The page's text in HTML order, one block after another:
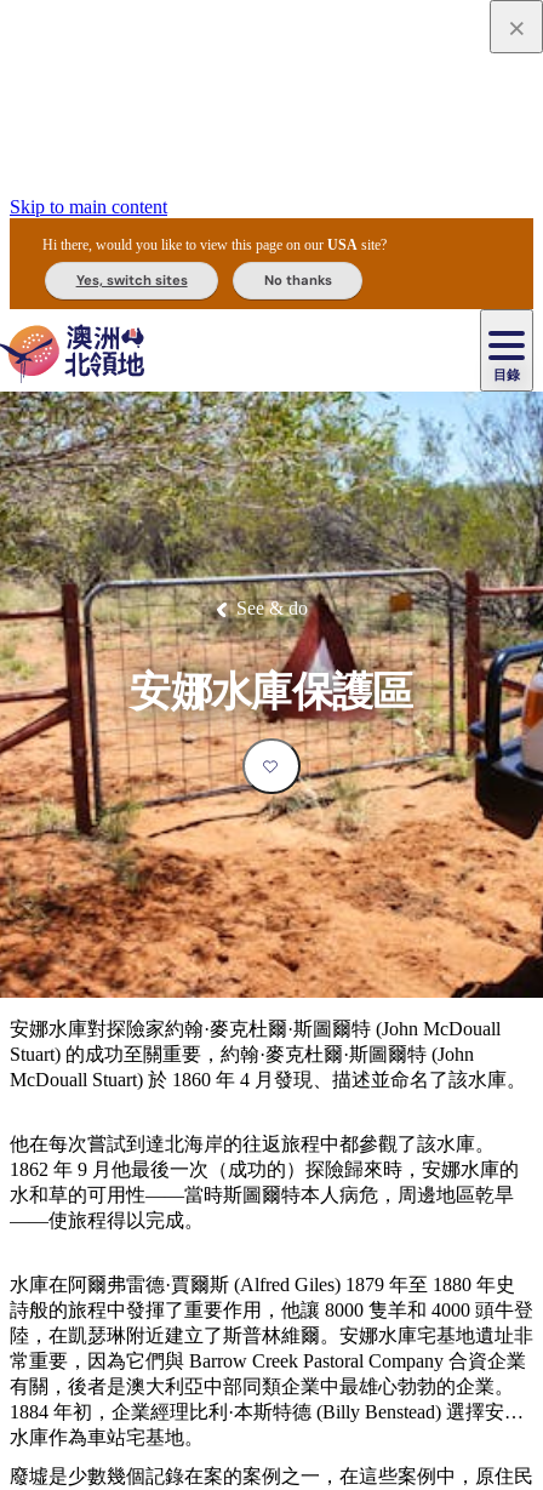
Skip to main content
Hi there, would you like to view this page on ourUSA site?
Yes, switch sites No thanks
目錄
主
目
錄
必
訪
景
點
最
受
歡
迎
目
的
地
內
陸
和
戶
外
按
地
區
探
索
達
爾
文
愛
麗
斯
泉
烏
魯
魯
卡
卡
杜
國
家
公
園
李
治
菲
特
國
家
公
園
瓦
塔
卡
國
家
公
園
提
維
群
島
東
阿
納
姆
地
馬
塔
蘭
卡
溫
泉
池
尼
特
米
魯
克
國
家
公
園
卡
魯
卡
魯
/
魔
鬼
大
理
石
保
護
區
馬
古
克
瀑
布
茨
奧
里
查
/
西
麥
克
唐
納
國
家
公
園
必
玩
活
動
體
驗
旅
客
類
型
推
薦
榜
單
住
民
文
化
體
驗
美
食
攻
略
節
慶
與
活
動
戶
外
和
探
險
自
然
和
野
生
動
植
物
歷
史
與
文
物
釣
魚
豪
華
旅
游
露
營
和
豪
華
野
營
自
駕
遊
規
劃
您
的
旅
規
劃
和
預
訂
實
用
資
訊
規
劃
工
具
住
宿
導
覽
團
租
車
和
交
通
工
具
搜
尋:
See & do
安娜水庫保護區
安娜水庫對探險家約翰·麥克杜爾·斯圖爾特 (John McDouall
Stuart) 的成功至關重要，約翰·麥克杜爾·斯圖爾特 (John
McDouall Stuart) 於 1860 年 4 月發現、描述並命名了該水庫。
他在每次嘗試到達北海岸的往返旅程中都參觀了該水庫。
1862 年 9 月他最後一次（成功的）探險歸來時，安娜水庫的
水和草的可用性——當時斯圖爾特本人病危，周邊地區乾旱
——使旅程得以完成。
水庫在阿爾弗雷德·賈爾斯 (Alfred Giles) 1879 年至 1880 年史
詩般的旅程中發揮了重要作用，他讓 8000 隻羊和 4000 頭牛登
陸，在凱瑟琳附近建立了斯普林維爾。安娜水庫宅基地遺址非
常重要，因為它們與 Barrow Creek Pastoral Company 合資企業
有關，後者是澳大利亞中部同類企業中最雄心勃勃的企業。
1884 年初，企業經理比利·本斯特德 (Billy Benstead) 選擇安娜
水庫作為車站宅基地。
廢墟是少數幾個記錄在案的案例之一，在這些案例中，原住民